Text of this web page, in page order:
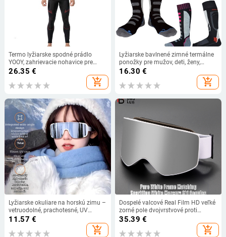
Termo lyžiarske spodné prádlo
YOOY, zahrievacie nohavice pre
mužov, lyžiarske a zimné tričká a
nohavice, rýchloschnúce oblečenie
na zimné outdoorové športy.
26.35 €
add_shopping_cart
Lyžiarske bavlnené zimné termálne
ponožky pre mužov, deti, ženy,
športové ponožky, snowboarding,
hrubšie teplé ponožky
16.30 €
add_shopping_cart
Lyžiarske okuliare na horskú zimu –
vetruodolné, prachotesné, UV
ochrana, PC materiál, jednovrstvové
11.57 €
add_shopping_cart
Dospelé valcové Real Film HD veľké
zorné pole dvojvrstvové proti
zahmlievaniu snehové okuliare
lezenie na snehu môže karta
ochrana pred krátkozrakosťou
35.39 €
add_shopping_cart